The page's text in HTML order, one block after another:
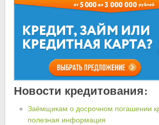
Новости кредитования:
Заёмщикам о досрочном погашении
полезная информация